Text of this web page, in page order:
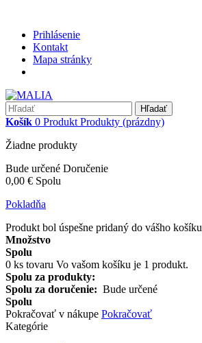
Prihlásenie
Kontakt
Mapa stránky
Hľadať
Košík 0 Produkt Produkty (prázdny)
Žiadne produkty
Bude určené Doručenie
0,00 € Spolu
Pokladňa
Produkt bol úspešne pridaný do vášho košíku
Množstvo
Spolu
0 ks tovaru Vo vašom košíku je 1 produkt.
Spolu za produkty:
Spolu za doručenie: Bude určené
Spolu
Pokračovať v nákupe Pokračovať
Kategórie